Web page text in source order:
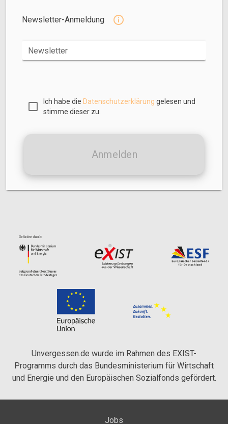
Newsletter-Anmeldung
Newsletter
Ich habe die Datenschutzerklärung gelesen und
stimme dieser zu.
Anmelden
Unvergessen.de wurde im Rahmen des EXIST-
Programms durch das Bundesministerium für Wirtschaft
und Energie und den Europäischen Sozialfonds gefördert.
Jobs